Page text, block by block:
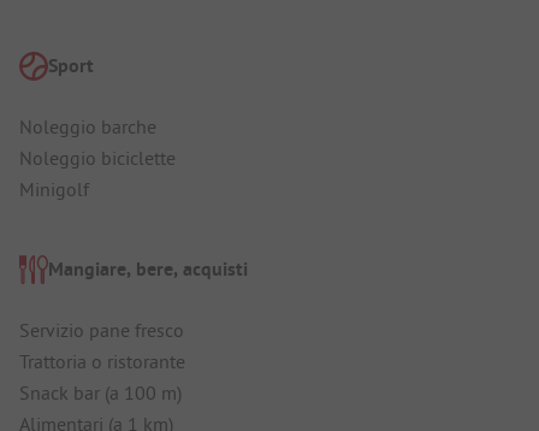
Sport
Noleggio barche
Noleggio biciclette
Minigolf
Mangiare, bere, acquisti
Servizio pane fresco
Trattoria o ristorante
Snack bar (a 100 m)
Alimentari (a 1 km)